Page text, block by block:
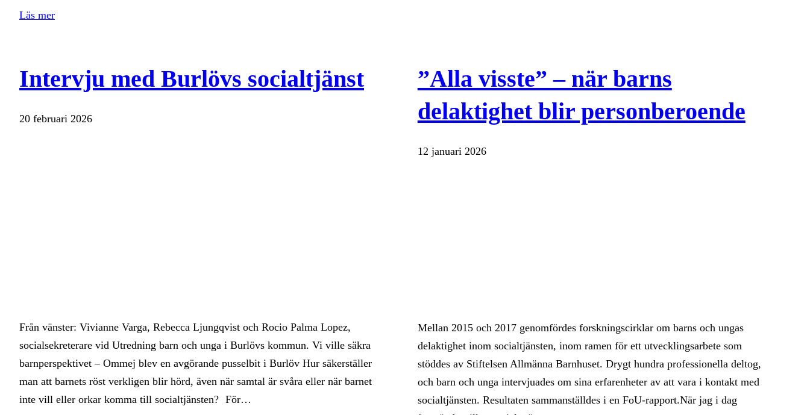
Läs mer
Intervju med Burlövs socialtjänst
20 februari 2026
Från vänster: Vivianne Varga, Rebecca Ljungqvist och Rocio Palma Lopez,
socialsekreterare vid Utredning barn och unga i Burlövs kommun. Vi ville säkra
barnperspektivet – Ommej blev en avgörande pusselbit i Burlöv Hur säkerställer
man att barnets röst verkligen blir hörd, även när samtal är svåra eller när barnet
inte vill eller orkar komma till socialtjänsten? För…
”Alla visste” – när barns
delaktighet blir personberoende
12 januari 2026
Mellan 2015 och 2017 genomfördes forskningscirklar om barns och ungas
delaktighet inom socialtjänsten, inom ramen för ett utvecklingsarbete som
stöddes av Stiftelsen Allmänna Barnhuset. Drygt hundra professionella deltog,
och barn och unga intervjuades om sina erfarenheter av att vara i kontakt med
socialtjänsten. Resultaten sammanställdes i en FoU-rapport.När jag i dag